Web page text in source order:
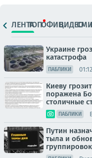
ЛЕНТАТОПОФИЦ.ВИДЕО
Украине
катастрофа
ПАБЛИКИ 01:12
Киеву
поражена
столичные
ПАБЛИКИ
Путин
тыла и
группировок